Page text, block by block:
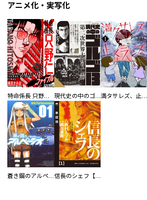
アニメ化・実写化
特命係長 只野仁ファイナル 愛蔵版 現代史の中のゴルゴ13 満タサレズ、止メラレズ
蒼き鋼のアルペジオ 信長のシェフ【単話版】